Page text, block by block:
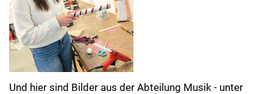
Und hier sind Bilder aus der Abteilung Musik - unter